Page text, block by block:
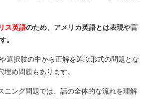
ス英語のため、アメリカ英語とは表現や言
。
選択肢の中から正解を選ぶ形式の問題とな
埋め問題もあります。
ニング問題では、話の全体的な流れを理解